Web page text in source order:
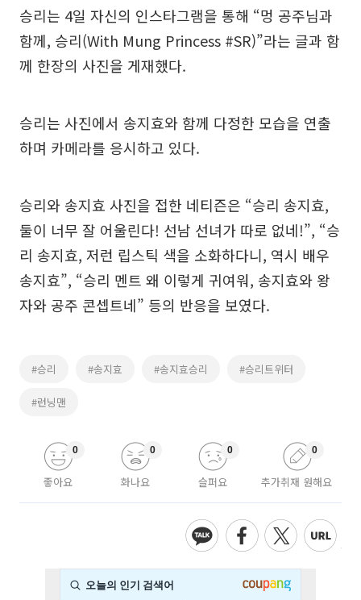
승리는 4일 자신의 인스타그램을 통해 “멍 공주님과
함께, 승리(With Mung Princess #SR)”라는 글과 함
께 한장의 사진을 게재했다.
승리는 사진에서 송지효와 함께 다정한 모습을 연출
하며 카메라를 응시하고 있다.
승리와 송지효 사진을 접한 네티즌은 “승리 송지효,
둘이 너무 잘 어울린다! 선남 선녀가 따로 없네!”, “승
리 송지효, 저런 립스틱 색을 소화하다니, 역시 배우
송지효”, “승리 멘트 왜 이렇게 귀여워, 송지효와 왕
자와 공주 콘셉트네” 등의 반응을 보였다.
#승리 #송지효 #송지효승리 #승리트위터
#런닝맨
좋아요
0
화나요
0
슬퍼요
0
추가취재 원해요
0